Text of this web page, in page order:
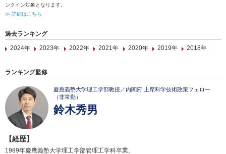
ンクイン対象となります。
≫ 詳細はこちら
過去ランキング
2024年
2023年 2022年 2021年 2020年 2019年 2018年
ランキング監修
慶應義塾大学理工学部教授／内閣府 上席科学技術政策フェロー
（非常勤）
鈴木秀男
【経歴】
1989年慶應義塾大学理工学部管理工学科卒業。